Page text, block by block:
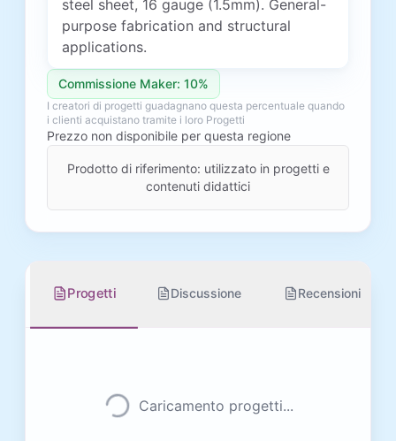
steel sheet, 16 gauge (1.5mm). General-
purpose fabrication and structural
applications.
Commissione Maker: 10%
I creatori di progetti guadagnano questa percentuale quando
i clienti acquistano tramite i loro Progetti
Prezzo non disponibile per questa regione
Prodotto di riferimento: utilizzato in progetti e
contenuti didattici
Progetti Discussione Recensioni
Caricamento progetti...